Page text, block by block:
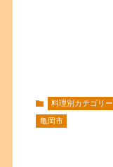
料理別カテゴリー
亀岡市